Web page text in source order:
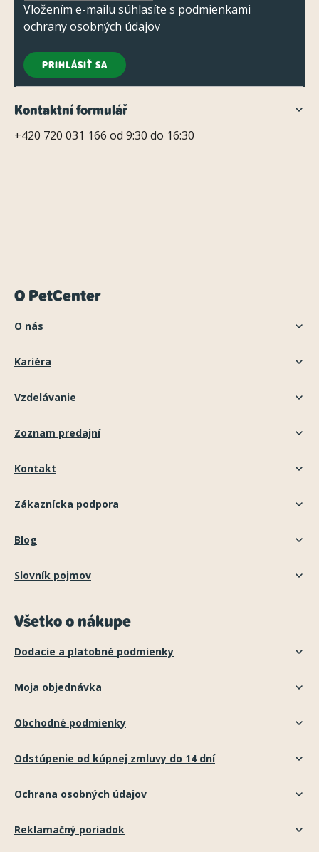
Vložením e-mailu súhlasíte s podmienkami
ochrany osobných údajov
PRIHLÁSIŤ SA
Kontaktní formulář
+420 720 031 166 od 9:30 do 16:30
O PetCenter
O nás
Kariéra
Vzdelávanie
Zoznam predajní
Kontakt
Zákaznícka podpora
Blog
Slovník pojmov
Všetko o nákupe
Dodacie a platobné podmienky
Moja objednávka
Obchodné podmienky
Odstúpenie od kúpnej zmluvy do 14 dní
Ochrana osobných údajov
Reklamačný poriadok